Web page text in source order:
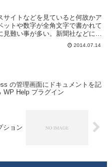
サイトなどを見ていると何故かア
ットや数字が全角文字で書かれて
見難い事が多い。新聞社などにそ
ある。どのような理由があるのか
いが、非常に見難い事この上ない
2014.07.14
の管理画面にドキュメントを記
WP Help プラグイン
ション